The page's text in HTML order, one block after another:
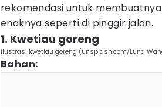
rekomendasi untuk
enaknya seperti di pinggir jalan.
1. Kwetiau goreng
ilustrasi kwetiau goreng (unsplash.com/Luna
Bahan: